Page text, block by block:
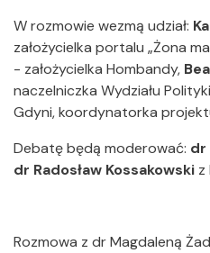
W rozmowie wezmą udział:
założycielka portalu „Żona
- założycielka Hombandy,
naczelniczka Wydziału
Gdyni, koordynatorka
Debatę będą moderować: dr
dr Radosław Kossakowski z
Rozmowa z dr Magdaleną